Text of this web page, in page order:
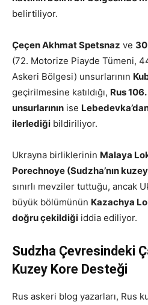
belirtiliyor.
Çeçen Akhmat Spetsnaz ve
(72. Motorize Piayde Tümeni,
Askeri Bölgesi) unsurlarının
geçirilmesine katıldığı, Rus
unsurlarının ise
ilerlediği bildiriliyor.
Ukrayna birliklerinin Malaya
Porechnoye (Sudzha’nın
sınırlı mevziler tuttuğu, ancak
büyük bölümünün Kazachya
doğru çekildiği iddia ediliyor.
Sudzha Çevresindeki
Kuzey Kore Desteği
Rus askeri blog yazarları, Rus